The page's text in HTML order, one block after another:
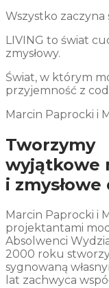
Wszystko zaczyna
LIVING to świat
zmysłowy.
Świat, w którym
przyjemność z
Marcin Paprocki i
Tworzymy
wyjątkowe
i
Marcin Paprocki i
projektantami
Absolwenci
2000 roku
sygnowaną
lat zachwyca